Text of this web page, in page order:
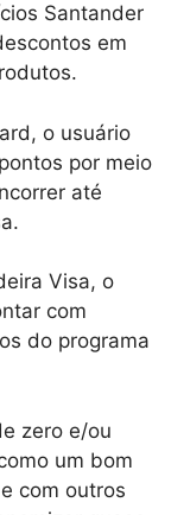
Santander
em
o usuário
por meio
até
Visa, o
com
do programa
zero e/ou
um bom
com outros